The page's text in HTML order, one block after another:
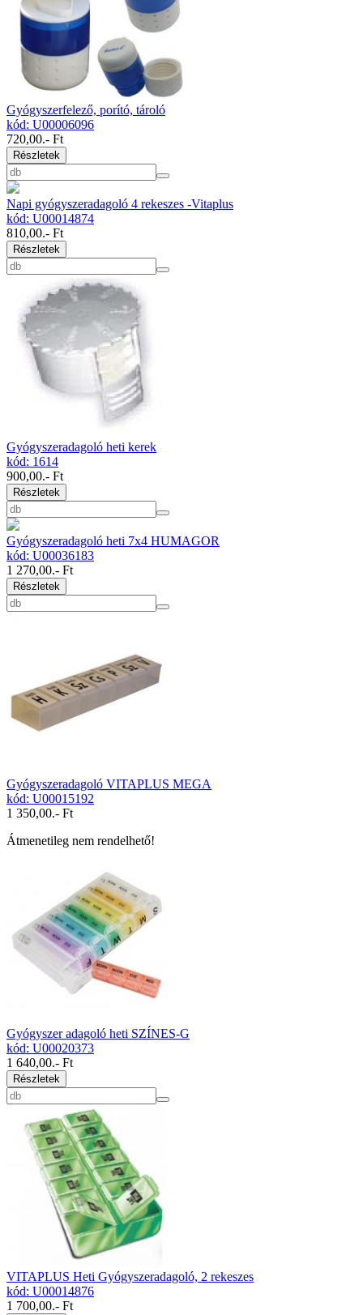
Gyógyszerfelező, porító, tároló
kód: U00006096
720,00.- Ft
Részletek
Napi gyógyszeradagoló 4 rekeszes -Vitaplus
kód: U00014874
810,00.- Ft
Részletek
Gyógyszeradagoló heti kerek
kód: 1614
900,00.- Ft
Részletek
Gyógyszeradagoló heti 7x4 HUMAGOR
kód: U00036183
1 270,00.- Ft
Részletek
Gyógyszeradagoló VITAPLUS MEGA
kód: U00015192
1 350,00.- Ft
Átmenetileg nem rendelhető!
Gyógyszer adagoló heti SZÍNES-G
kód: U00020373
1 640,00.- Ft
Részletek
VITAPLUS Heti Gyógyszeradagoló, 2 rekeszes
kód: U00014876
1 700,00.- Ft